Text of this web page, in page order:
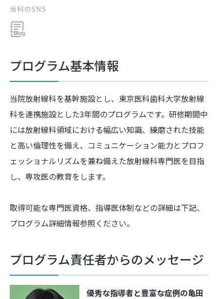
当科のSNS
プログラム基本情報
当院放射線科を基幹施設とし、東京医科歯科大学放射線
科を連携施設とした3年間のプログラムです。研修期間中
には放射線科領域における幅広い知識、練磨された技能
と高い倫理性を備え、コミュニケーション能力とプロフ
ェッショナルリズムを兼ね備えた放射線科専門医を目指
し、専攻医の教育をします。
取得可能な専門医資格、指導医体制などの詳細は下記、
プログラム詳細情報参照ください。
プログラム責任者からのメッセージ
優秀な指導者と豊富な症例の亀田